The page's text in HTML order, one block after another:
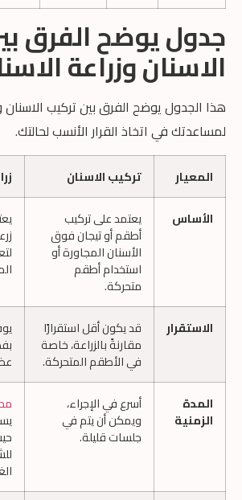
جدول يوضح الفرق
الاسنان وزراعة
هذا الجدول يوضح الفرق بين تركيب الاسنان
لمساعدتك في اتخاذ القرار الأنسب لحالتك.
المعيار تركيب الاسنان
الأساس
يعتمد على تركيب
أطقم أو تيجان فوق
الأسنان المجاورة أو
استخدام أطقم
متحركة.
الاستقرار قد يكون أقل استقرارًا
مقارنةً بالزراعة، خاصة
في الأطقم المتحركة.
المدة
الزمنية
أسرع في الإجراء،
ويمكن أن يتم في
جلسات قليلة.